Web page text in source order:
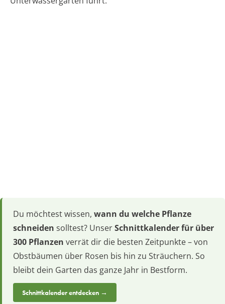
Du möchtest wissen, wann du welche Pflanze
schneiden solltest? UnserSchnittkalender für über
300 Pflanzen verrät dir die besten Zeitpunkte – von
Obstbäumen über Rosen bis hin zu Sträuchern. So
bleibt dein Garten das ganze Jahr in Bestform.
Schnittkalender entdecken →